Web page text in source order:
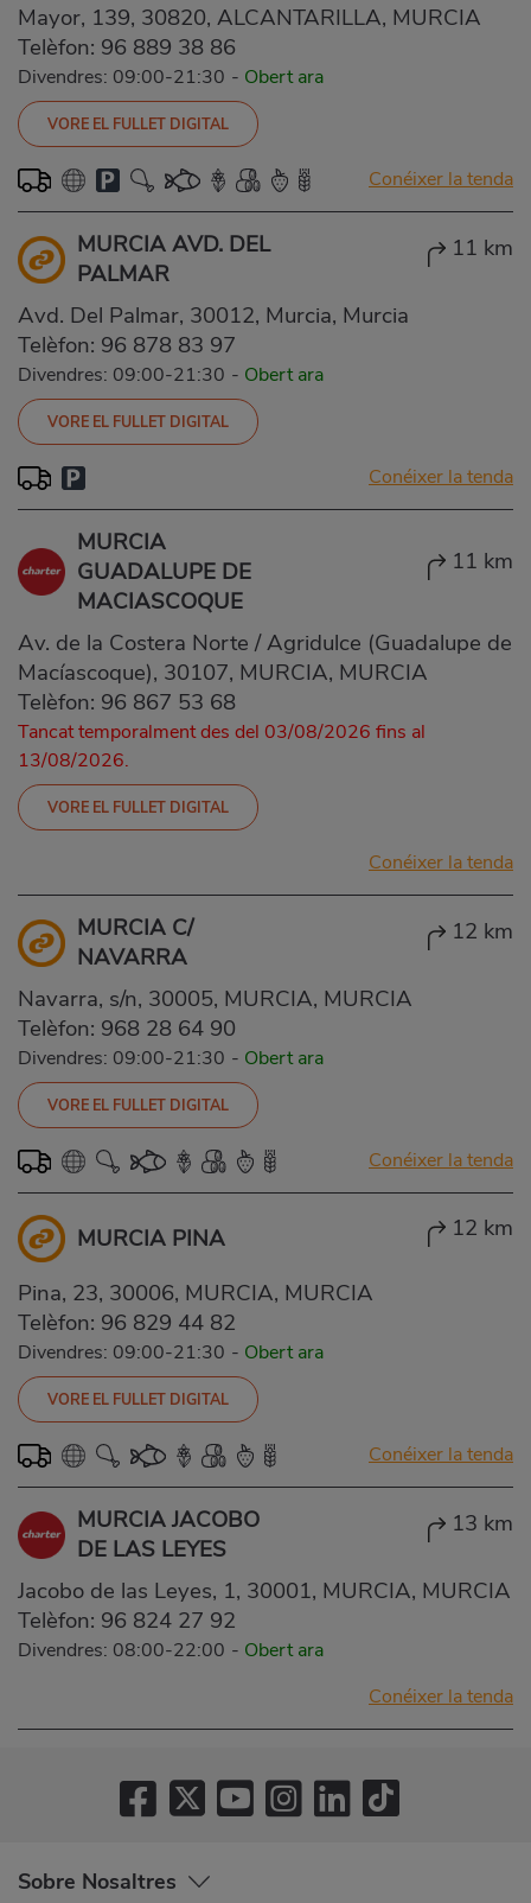
Mayor, 139, 30820, ALCANTARILLA, MURCIA
Telèfon: 96 889 38 86
Divendres: 09:00-21:30 - Obert ara
VORE EL FULLET DIGITAL
Conéixer la tenda
MURCIA AVD. DEL
PALMAR
11 km
Avd. Del Palmar, 30012, Murcia, Murcia
Telèfon: 96 878 83 97
Divendres: 09:00-21:30 - Obert ara
VORE EL FULLET DIGITAL
Conéixer la tenda
MURCIA
GUADALUPE DE
MACIASCOQUE
11 km
Av. de la Costera Norte / Agridulce (Guadalupe de
Macíascoque), 30107, MURCIA, MURCIA
Telèfon: 96 867 53 68
Tancat temporalment des del 03/08/2026 fins al
13/08/2026.
VORE EL FULLET DIGITAL
Conéixer la tenda
MURCIA C/
NAVARRA
12 km
Navarra, s/n, 30005, MURCIA, MURCIA
Telèfon: 968 28 64 90
Divendres: 09:00-21:30 - Obert ara
VORE EL FULLET DIGITAL
Conéixer la tenda
MURCIA PINA 12 km
Pina, 23, 30006, MURCIA, MURCIA
Telèfon: 96 829 44 82
Divendres: 09:00-21:30 - Obert ara
VORE EL FULLET DIGITAL
Conéixer la tenda
MURCIA JACOBO
DE LAS LEYES
13 km
Jacobo de las Leyes, 1, 30001, MURCIA, MURCIA
Telèfon: 96 824 27 92
Divendres: 08:00-22:00 - Obert ara
Conéixer la tenda
Sobre Nosaltres